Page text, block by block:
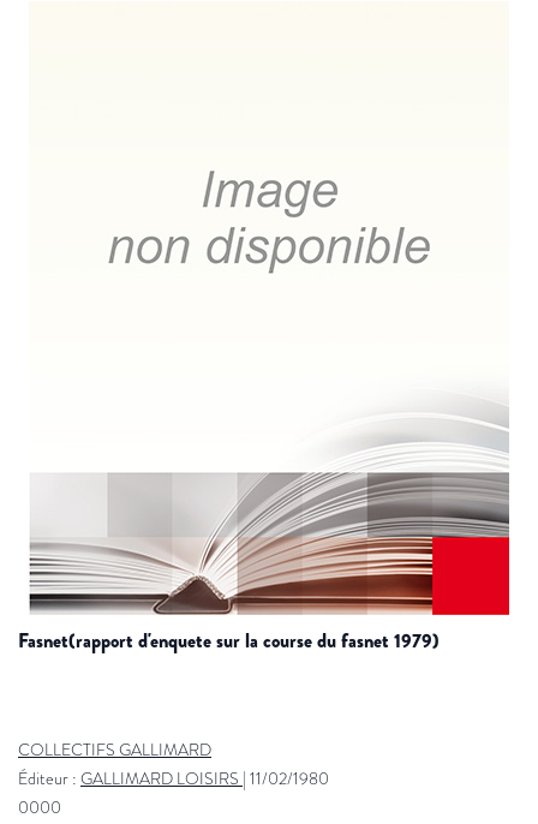
fasnet(rapport d'enquete sur la course du fasnet 1979)
COLLECTIFS GALLIMARD
Éditeur : GALLIMARD LOISIRS | 11/02/1980
0000